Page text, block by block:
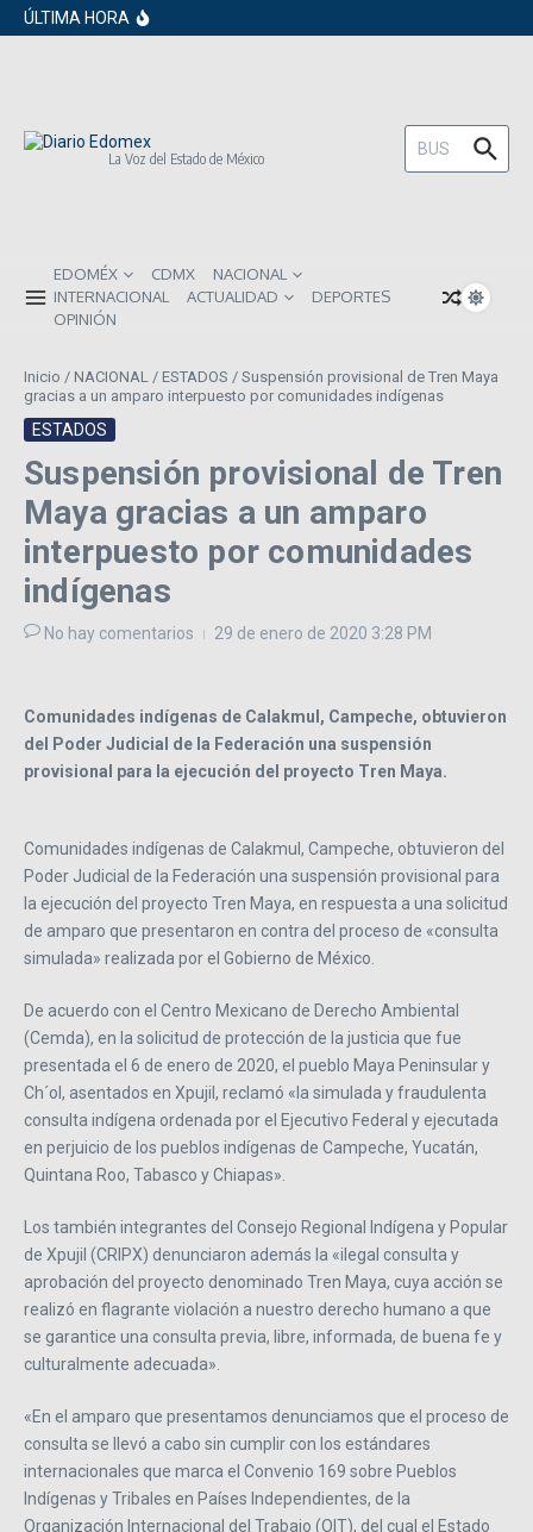
Saltar al contenido
ÚLTIMA HORA
inversionistas extranjeros; emite nueva
comunes entre los mexicanos
La Voz del Estado de México
Buscar:
EDOMÉX CDMX
NACIONAL
INTERNACIONAL
ACTUALIDAD
DEPORTES
OPINIÓN
Inicio / NACIONAL / ESTADOS / Suspensión provisional de Tren Maya
gracias a un amparo interpuesto por comunidades indígenas
ESTADOS
Suspensión provisional de Tren
Maya gracias a un amparo
interpuesto por comunidades
indígenas
No hay comentarios 29 de enero de 2020 3:28 PM
Comunidades indígenas de Calakmul, Campeche, obtuvieron
del Poder Judicial de la Federación una suspensión
provisional para la ejecución del proyecto Tren Maya.
Comunidades indígenas de Calakmul, Campeche, obtuvieron del
Poder Judicial de la Federación una suspensión provisional para
la ejecución del proyecto Tren Maya, en respuesta a una solicitud
de amparo que presentaron en contra del proceso de «consulta
simulada» realizada por el Gobierno de México.
De acuerdo con el Centro Mexicano de Derecho Ambiental
(Cemda), en la solicitud de protección de la justicia que fue
presentada el 6 de enero de 2020, el pueblo Maya Peninsular y
Ch´ol, asentados en Xpujil, reclamó «la simulada y fraudulenta
consulta indígena ordenada por el Ejecutivo Federal y ejecutada
en perjuicio de los pueblos indígenas de Campeche, Yucatán,
Quintana Roo, Tabasco y Chiapas».
Los también integrantes del Consejo Regional Indígena y Popular
de Xpujil (CRIPX) denunciaron además la «ilegal consulta y
aprobación del proyecto denominado Tren Maya, cuya acción se
realizó en flagrante violación a nuestro derecho humano a que
se garantice una consulta previa, libre, informada, de buena fe y
culturalmente adecuada».
«En el amparo que presentamos denunciamos que el proceso de
consulta se llevó a cabo sin cumplir con los estándares
internacionales que marca el Convenio 169 sobre Pueblos
Indígenas y Tribales en Países Independientes, de la
Organización Internacional del Trabajo (OIT), del cual el Estado